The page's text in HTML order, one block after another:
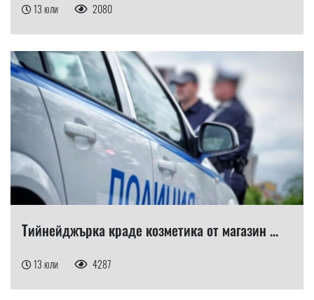
13 юли 2080
Тийнейджърка краде козметика от магазин ...
13 юли 4287